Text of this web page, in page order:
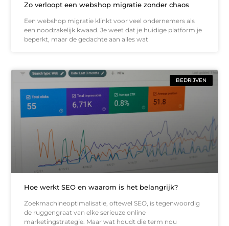
Zo verloopt een webshop migratie zonder chaos
Een webshop migratie klinkt voor veel ondernemers als
een noodzakelijk kwaad. Je weet dat je huidige platform je
beperkt, maar de gedachte aan alles wat
BEDRIJVEN
Hoe werkt SEO en waarom is het belangrijk?
Zoekmachineoptimalisatie, oftewel SEO, is tegenwoordig
de ruggengraat van elke serieuze online
marketingstrategie. Maar wat houdt die term nou